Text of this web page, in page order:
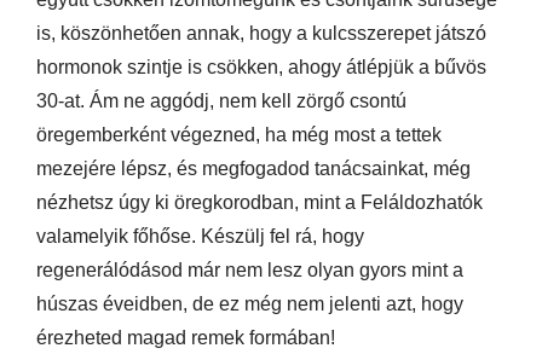
is, köszönhetően annak, hogy a kulcsszerepet játszó
hormonok szintje is csökken, ahogy átlépjük a bűvös
30-at. Ám ne aggódj, nem kell zörgő csontú
öregemberként végezned, ha még most a tettek
mezejére lépsz, és megfogadod tanácsainkat, még
nézhetsz úgy ki öregkorodban, mint a Feláldozhatók
valamelyik főhőse. Készülj fel rá, hogy
regenerálódásod már nem lesz olyan gyors mint a
húszas éveidben, de ez még nem jelenti azt, hogy
érezheted magad remek formában!